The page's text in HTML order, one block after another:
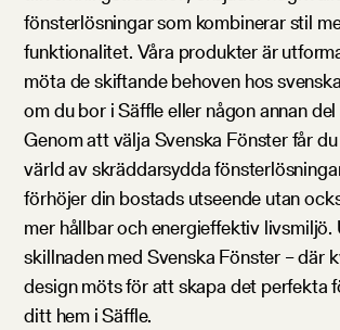
fönsterlösningar som kombinerar stil
funktionalitet. Våra produkter är
möta de skiftande behoven hos
om du bor i Säffle eller någon annan
Genom att välja Svenska Fönster får
värld av skräddarsydda
förhöjer din bostads utseende utan
mer hållbar och energieffektiv
skillnaden med Svenska Fönster – där
design möts för att skapa det perfekta
ditt hem i Säffle.